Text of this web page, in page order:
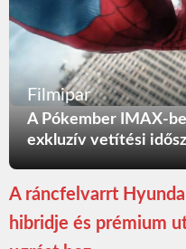
Filmipar
A Pókember IMAX-
exkluzív vetítési
A ráncfelvarrt
hibridje és prémium